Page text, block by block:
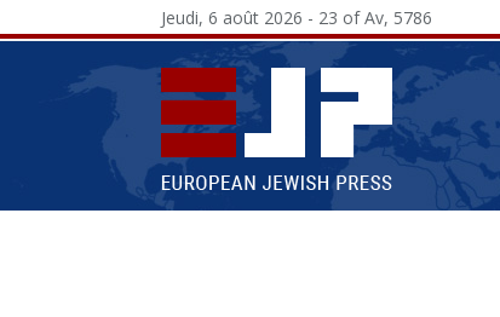
Jeudi, 6 août 2026 - 23 of Av, 5786